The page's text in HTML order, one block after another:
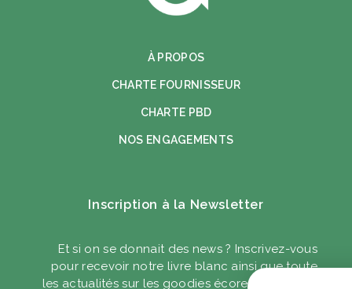
À PROPOS
CHARTE FOURNISSEUR
CHARTE PBD
NOS ENGAGEMENTS
Inscription à la Newsletter
Et si on se donnait des news ? Inscrivez-vous
pour recevoir notre livre blanc ainsi que toute
les actualités sur les goodies écoresponsables.